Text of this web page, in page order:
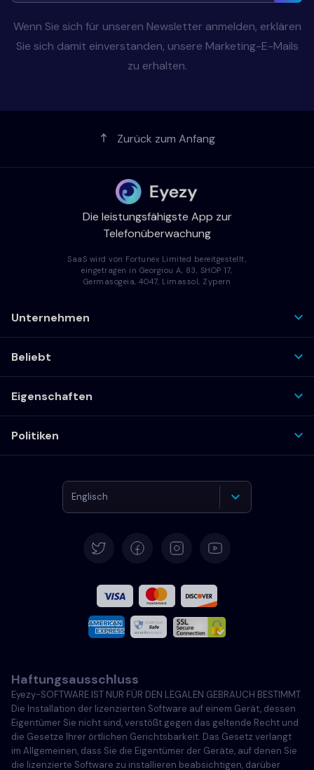
Wenn Sie sich für unseren Newsletter anmelden, erklären
Sie sich damit einverstanden, unsere Marketing-E-Mails
zu erhalten.
Zurück zum Anfang
Die leistungsfähigste App zur
Telefonüberwachung
SaaS wird von Fortunex Limited bereitgestellt,
eingetragen in Georgiou A, 83, SHOP 17,
Germasogeia, 4047, Limassol, Zypern
Unternehmen
Beliebt
Eigenschaften
Politiken
Englisch
Französisch
Italiano
Português
Türkçe
Polski
Haftungsausschluss
Eyezy-SOFTWARE IST NUR FÜR DEN LEGALEN GEBRAUCH BESTIMMT.
Die Installation der lizenzierten Software auf einem Gerät, dessen
Eigentümer Sie nicht sind, verstößt gegen das geltende Recht und
die Gesetze Ihrer örtlichen Gerichtsbarkeit. Das Gesetz verlangt
im Allgemeinen, dass Sie die Eigentümer der Geräte, auf denen Sie
die lizenzierte Software zu installieren beabsichtigen, darüber